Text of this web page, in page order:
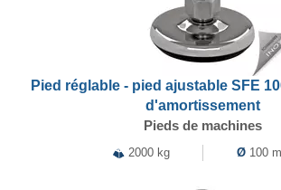
Pied réglable - pied ajustable SFE
d'amortissement
Pieds de machines
2000 kg Ø 100